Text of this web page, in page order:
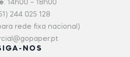
: 14h00 – 18h00
244 025 128
rede fixa nacional)
NOS